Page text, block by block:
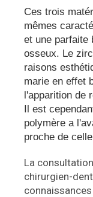
Ces trois
mêmes
et une parfaite
osseux. Le
raisons
marie en effet
l'apparition de
Il est
polymère a
proche de
La
chirurgien-